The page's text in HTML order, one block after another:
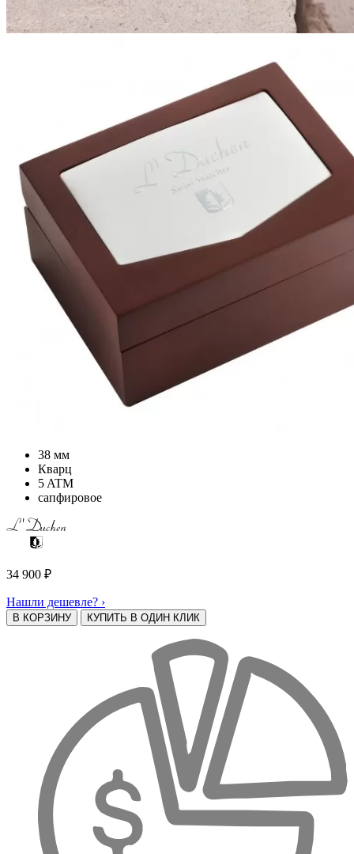
38 мм
Кварц
5 ATM
сапфировое
34 900 ₽
Нашли дешевле? ›
В КОРЗИНУ КУПИТЬ В ОДИН КЛИК